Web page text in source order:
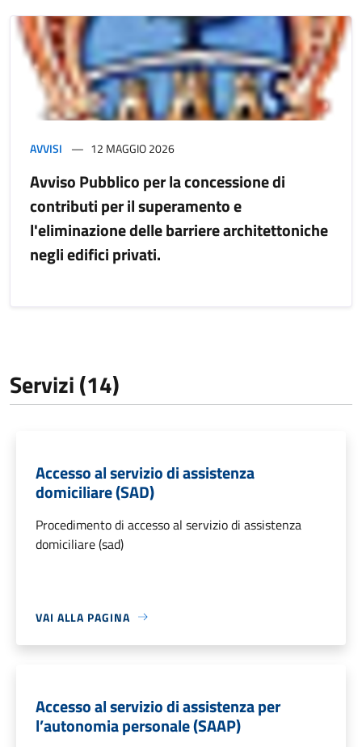
AVVISI 12 MAGGIO 2026
Avviso Pubblico per la concessione di
contributi per il superamento e
l'eliminazione delle barriere architettoniche
negli edifici privati.
Servizi (14)
Accesso al servizio di assistenza
domiciliare (SAD)
Procedimento di accesso al servizio di assistenza
domiciliare (sad)
VAI ALLA PAGINA
Accesso al servizio di assistenza per
l’autonomia personale (SAAP)